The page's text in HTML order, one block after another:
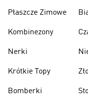
Płaszcze Zimowe
Kombinezony
Nerki
Krótkie Topy
Bomberki